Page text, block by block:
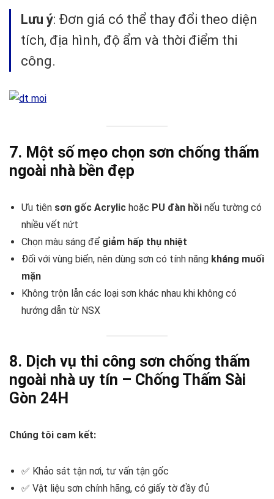
Lưu ý: Đơn giá có thể thay đổi theo diện
tích, địa hình, độ ẩm và thời điểm thi
công.
7. Một số mẹo chọn sơn chống thấm
ngoài nhà bền đẹp
Ưu tiên sơn gốc Acrylic hoặc PU đàn hồi nếu tường có
nhiều vết nứt
Chọn màu sáng để giảm hấp thụ nhiệt
Đối với vùng biển, nên dùng sơn có tính năng kháng muối
mặn
Không trộn lẫn các loại sơn khác nhau khi không có
hướng dẫn từ NSX
8. Dịch vụ thi công sơn chống thấm
ngoài nhà uy tín – Chống Thấm Sài
Gòn 24H
Chúng tôi cam kết:
✅ Khảo sát tận nơi, tư vấn tận gốc
✅ Vật liệu sơn chính hãng, có giấy tờ đầy đủ